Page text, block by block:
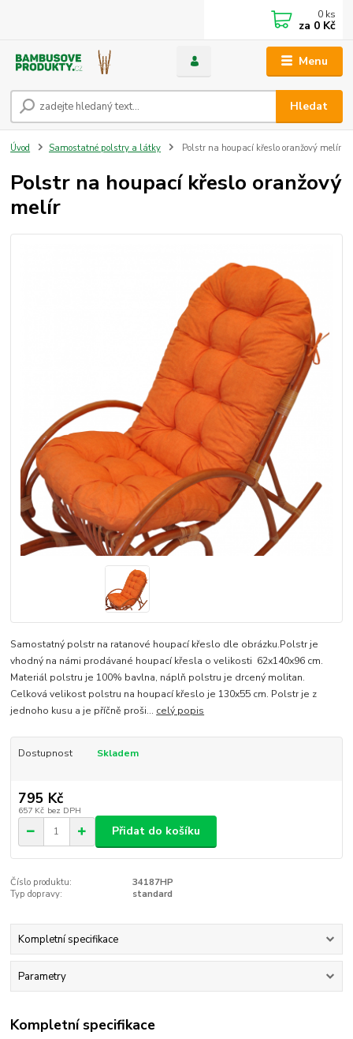
Menu
Hledat
0 ks
za 0 Kč
Úvod Samostatné polstry a látky Polstr na houpací křeslo oranžový melír
Polstr na houpací křeslo oranžový
melír
Samostatný polstr na ratanové houpací křeslo dle obrázku.Polstr je
vhodný na námi prodávané houpací křesla o velikosti 62x140x96 cm.
Materiál polstru je 100% bavlna, náplň polstru je drcený molitan.
Celková velikost polstru na houpací křeslo je 130x55 cm. Polstr je z
jednoho kusu a je příčně proši... celý popis
Dostupnost Skladem
795 Kč
657 Kč bez DPH
Přidat do košíku
Číslo produktu:
34187HP
Typ dopravy:
standard
Kompletní specifikace
Parametry
Kompletní specifikace